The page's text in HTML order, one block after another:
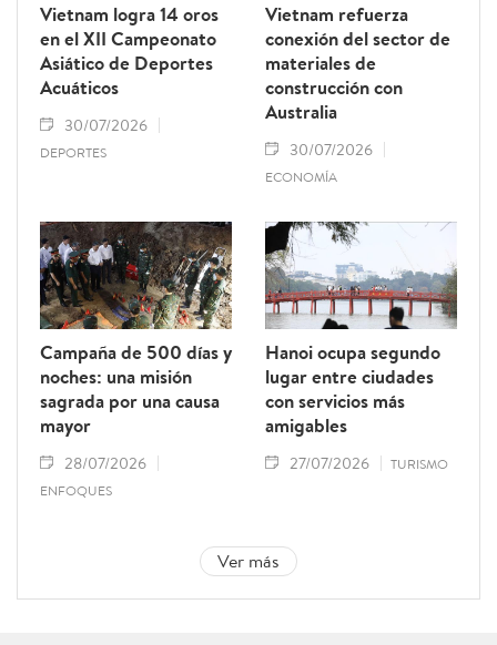
Vietnam logra 14 oros
en el XII Campeonato
Asiático de Deportes
Acuáticos
30/07/2026
DEPORTES
Vietnam refuerza
conexión del sector de
materiales de
construcción con
Australia
30/07/2026
ECONOMÍA
Campaña de 500 días y
noches: una misión
sagrada por una causa
mayor
28/07/2026
ENFOQUES
Hanoi ocupa segundo
lugar entre ciudades
con servicios más
amigables
27/07/2026 TURISMO
Ver más